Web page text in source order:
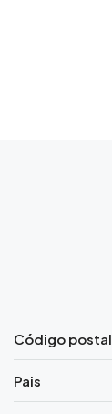
Código postal
Pais